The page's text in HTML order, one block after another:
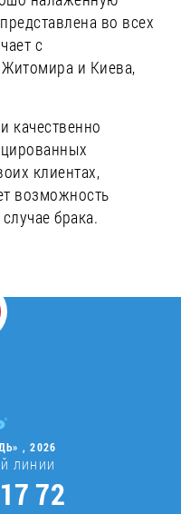
во всех
с
и Киева,
качественно
клиентах,
возможность
брака.
, 2026
ЛИНИИ
72